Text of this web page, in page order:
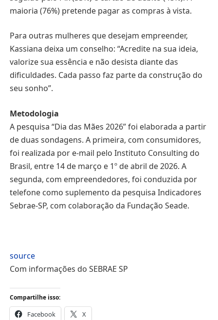
maioria (76%) pretende pagar as compras à vista.
Para outras mulheres que desejam empreender,
Kassiana deixa um conselho: “Acredite na sua ideia,
valorize sua essência e não desista diante das
dificuldades. Cada passo faz parte da construção do
seu sonho”.
Metodologia
A pesquisa “Dia das Mães 2026” foi elaborada a partir
de duas sondagens. A primeira, com consumidores,
foi realizada por e-mail pelo Instituto Consulting do
Brasil, entre 14 de março e 1º de abril de 2026. A
segunda, com empreendedores, foi conduzida por
telefone como suplemento da pesquisa Indicadores
Sebrae-SP, com colaboração da Fundação Seade.
source
Com informações do SEBRAE SP
Compartilhe isso:
Facebook X